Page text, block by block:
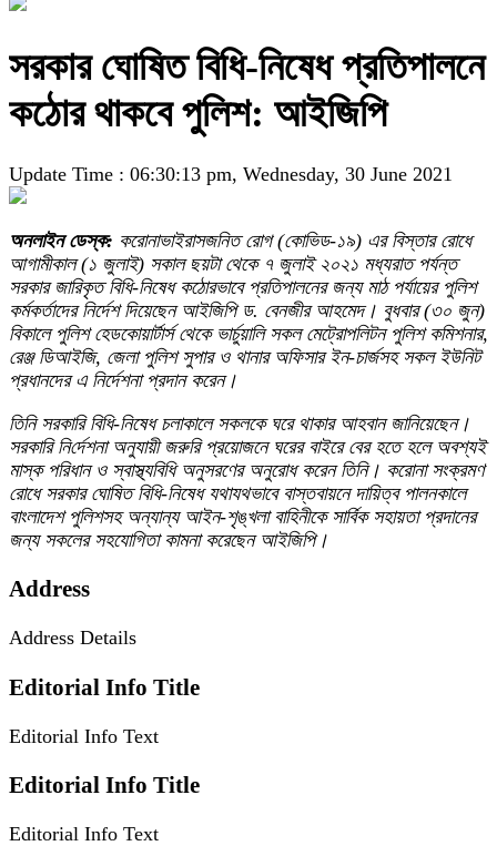
সরকার ঘোষিত বিধি-নিষেধ প্রতিপালনে
কঠোর থাকবে পুলিশ: আইজিপি
Update Time : 06:30:13 pm, Wednesday, 30 June 2021
অনলাইন ডেস্ক: করোনাভাইরাসজনিত রোগ (কোভিড-১৯) এর বিস্তার রোধে
আগামীকাল (১ জুলাই) সকাল ছয়টা থেকে ৭ জুলাই ২০২১ মধ্যরাত পর্যন্ত
সরকার জারিকৃত বিধি-নিষেধ কঠোরভাবে প্রতিপালনের জন্য মাঠ পর্যায়ের পুলিশ
কর্মকর্তাদের নির্দেশ দিয়েছেন আইজিপি ড. বেনজীর আহমেদ। বুধবার (৩০ জুন)
বিকালে পুলিশ হেডকোয়ার্টার্স থেকে ভার্চুয়ালি সকল মেট্রোপলিটন পুলিশ কমিশনার,
রেঞ্জ ডিআইজি, জেলা পুলিশ সুপার ও থানার অফিসার ইন-চার্জসহ সকল ইউনিট
প্রধানদের এ নির্দেশনা প্রদান করেন।
তিনি সরকারি বিধি-নিষেধ চলাকালে সকলকে ঘরে থাকার আহবান জানিয়েছেন।
সরকা‌রি নি‌র্দেশনা অনুযায়ী জরুরি প্রয়োজনে ঘরের বাইরে বের হতে হলে অবশ্যই
মাস্ক পরিধান ও স্বাস্থ্যবিধি অনুসরণের অনুরোধ করেন তিনি। করোনা সংক্রমণ
রোধে সরকার ঘোষিত বিধি-নিষেধ যথাযথভাবে বাস্তবায়নে দায়িত্ব পালনকালে
বাংলাদেশ পুলিশসহ অন্যান্য আইন-শৃঙ্খলা বাহিনীকে সার্বিক সহায়তা প্রদানের
জন্য সকলের সহযোগিতা কামনা করেছেন আইজিপি।
Address
Address Details
Editorial Info Title
Editorial Info Text
Editorial Info Title
Editorial Info Text